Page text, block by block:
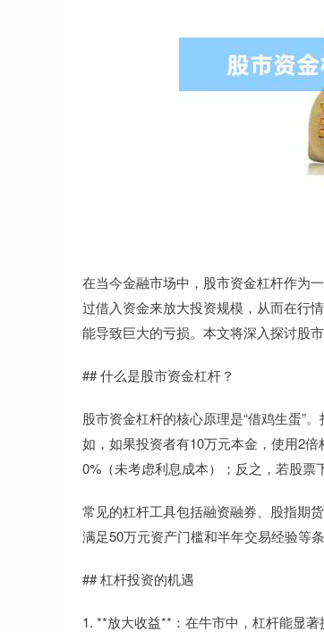
在当今金融市场中，股市资金杠杆作为
过借入资金来放大投资规模，从而在行
能导致巨大的亏损。本文将深入探讨股
## 什么是股市资金杠杆？
股市资金杠杆的核心原理是“借鸡生蛋”
如，如果投资者有10万元本金，使用2
0%（未考虑利息成本）；反之，若股票
常见的杠杆工具包括融资融券、股指期
满足50万元资产门槛和半年交易经验等条
## 杠杆投资的机遇
1. **放大收益**：在牛市中，杠杆能显